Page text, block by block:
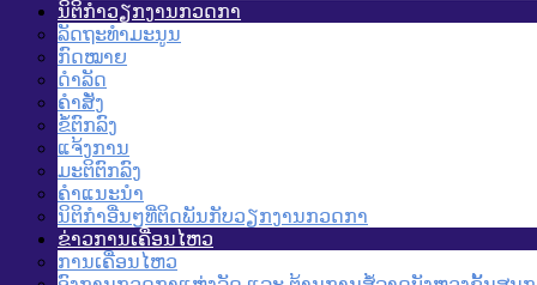
ນິຕິກໍາວຽກງານກວດກາ
ລັດຖະທໍາມະນູນ
ກົດໝາຍ
ດໍາລັດ
ຄໍາສັ່ງ
ຂໍ້ຕົກລົງ
ແຈ້ງການ
ມະຕິຕົກລົງ
ຄໍາແນະນໍາ
ນິຕິກໍາອື່ນໆທີ່ຕິດພັນກັບວຽກງານກວດກາ
ຂ່າວການເຄື່ອນໄຫວ
ການເຄື່ອນໄຫວ